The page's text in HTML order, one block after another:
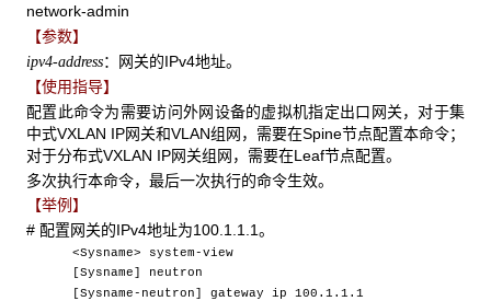
network-admin
【参数】
ipv4-address：网关的IPv4地址。
【使用指导】
配置此命令为需要访问外网设备的虚拟机指定出口网关，对于集
中式VXLAN IP网关和VLAN组网，需要在Spine节点配置本命令；
对于分布式VXLAN IP网关组网，需要在Leaf节点配置。
多次执行本命令，最后一次执行的命令生效。
【举例】
# 配置网关的IPv4地址为100.1.1.1。
<Sysname> system-view
[Sysname] neutron
[Sysname-neutron] gateway ip 100.1.1.1